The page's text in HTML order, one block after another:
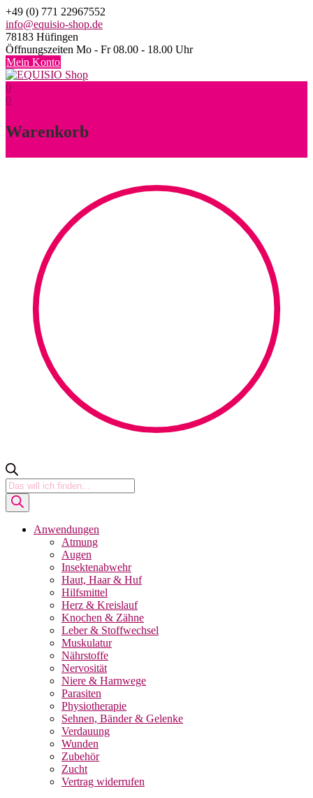
Skip
to
content
+49 (0) 771 22967552
info@equisio-shop.de
78183 Hüfingen
Öffnungszeiten Mo - Fr 08.00 - 18.00 Uhr
Mein Konto
0
0
Warenkorb
Products
search
Anwendungen
Atmung
Augen
Insektenabwehr
Haut, Haar & Huf
Hilfsmittel
Herz & Kreislauf
Knochen & Zähne
Leber & Stoffwechsel
Muskulatur
Nährstoffe
Nervosität
Niere & Harnwege
Parasiten
Physiotherapie
Sehnen, Bänder & Gelenke
Verdauung
Wunden
Zubehör
Zucht
Vertrag widerrufen